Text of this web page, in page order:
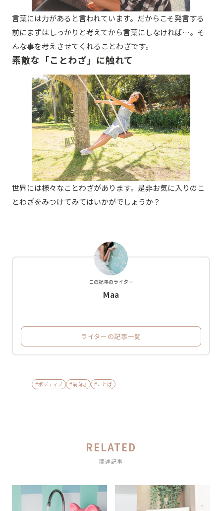
言葉には力があると言われています。だからこそ発言する
前にまずはしっかりと考えてから言葉にしなければ…。そ
んな事を考えさせてくれることわざです。
素敵な「ことわざ」に触れて
世界には様々なことわざがあります。是非お気に入りのこ
とわざをみつけてみてはいかがでしょうか？
この記事のライター
Maa
ライターの記事一覧
#ポジティブ #前向き #ことば
RELATED
関連記事